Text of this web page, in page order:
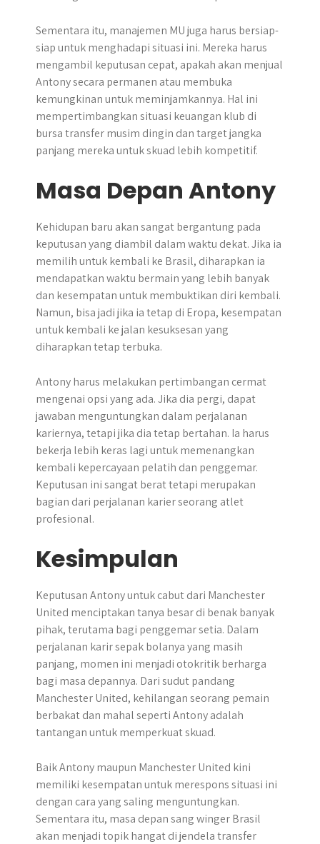
Sementara itu, manajemen MU juga harus bersiap-
siap untuk menghadapi situasi ini. Mereka harus
mengambil keputusan cepat, apakah akan menjual
Antony secara permanen atau membuka
kemungkinan untuk meminjamkannya. Hal ini
mempertimbangkan situasi keuangan klub di
bursa transfer musim dingin dan target jangka
panjang mereka untuk skuad lebih kompetitif.
Masa Depan Antony
Kehidupan baru akan sangat bergantung pada
keputusan yang diambil dalam waktu dekat. Jika ia
memilih untuk kembali ke Brasil, diharapkan ia
mendapatkan waktu bermain yang lebih banyak
dan kesempatan untuk membuktikan diri kembali.
Namun, bisa jadi jika ia tetap di Eropa, kesempatan
untuk kembali ke jalan kesuksesan yang
diharapkan tetap terbuka.
Antony harus melakukan pertimbangan cermat
mengenai opsi yang ada. Jika dia pergi, dapat
jawaban menguntungkan dalam perjalanan
kariernya, tetapi jika dia tetap bertahan. Ia harus
bekerja lebih keras lagi untuk memenangkan
kembali kepercayaan pelatih dan penggemar.
Keputusan ini sangat berat tetapi merupakan
bagian dari perjalanan karier seorang atlet
profesional.
Kesimpulan
​Keputusan Antony untuk cabut dari Manchester
United menciptakan tanya besar di benak banyak
pihak, terutama bagi penggemar setia.​ Dalam
perjalanan karir sepak bolanya yang masih
panjang, momen ini menjadi otokritik berharga
bagi masa depannya. Dari sudut pandang
Manchester United, kehilangan seorang pemain
berbakat dan mahal seperti Antony adalah
tantangan untuk memperkuat skuad.
Baik Antony maupun Manchester United kini
memiliki kesempatan untuk merespons situasi ini
dengan cara yang saling menguntungkan.
Sementara itu, masa depan sang winger Brasil
akan menjadi topik hangat di jendela transfer